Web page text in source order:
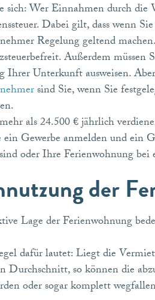
sich: Wer Einnahmen durch
Dabei gilt, dass wenn
Regelung geltend
Außerdem
Ihrer Unterkunft ausweisen.
sind Sie, wenn Sie
als 24.500 € jährlich
ein Gewerbe anmelden und ein
oder Ihre Ferienwohnung
der
Lage der Ferienwohnung
dafür lautet: Liegt die
Durchschnitt, so können die
oder sogar komplett